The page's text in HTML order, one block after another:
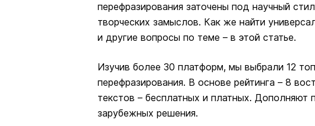
перефразирования заточены под научный
творческих замыслов. Как же найти
и другие вопросы по теме – в этой статье.
Изучив более 30 платформ, мы выбрали 12
перефразирования. В основе рейтинга – 8
текстов – бесплатных и платных. Дополняют
зарубежных решения.